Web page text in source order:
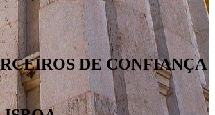
DE CONFIANÇA